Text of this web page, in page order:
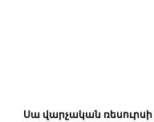
Սա վարչական